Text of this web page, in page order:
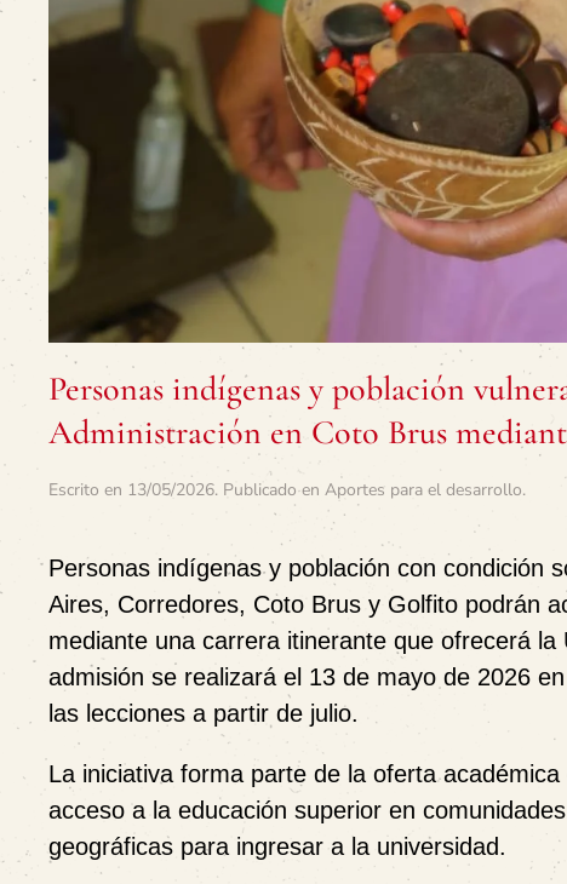
Personas indígenas y población
Administración en Coto Brus
Escrito en 13/05/2026. Publicado en Aportes para el desarrollo.
Personas indígenas y población con condición
Aires, Corredores, Coto Brus y Golfito podrán
mediante una carrera itinerante que ofrecerá
admisión se realizará el 13 de mayo de 2026
las lecciones a partir de julio.
La iniciativa forma parte de la oferta
acceso a la educación superior en
geográficas para ingresar a la universidad.